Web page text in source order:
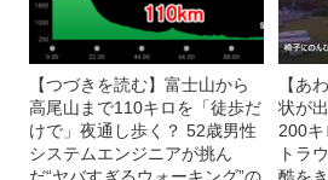
【つづきを読む】富士山から
高尾山まで110キロを「徒歩だ
けで」夜通し歩く？ 52歳男性
システムエンジニアが挑ん
【あ
状が
200
トラ